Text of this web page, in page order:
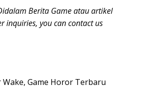
Berita Game atau artikel
inquiries, you can contact us
Game Horor Terbaru